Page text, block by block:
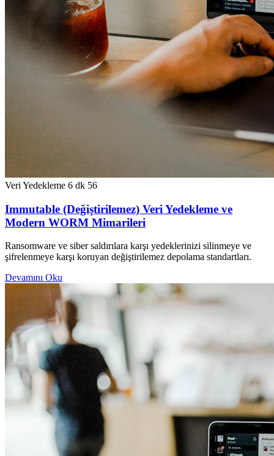
Veri Yedekleme 6 dk 56
Immutable (Değiştirilemez) Veri Yedekleme ve
Modern WORM Mimarileri
Ransomware ve siber saldırılara karşı yedeklerinizi silinmeye ve
şifrelenmeye karşı koruyan değiştirilemez depolama standartları.
Devamını Oku